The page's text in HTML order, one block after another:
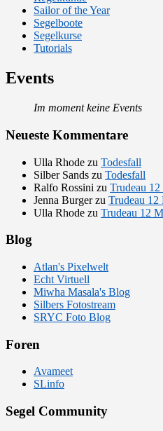
Sailor of the Year
Segelboote
Segelkurse
Tutorials
Events
Im moment keine Events
Neueste Kommentare
Ulla Rhode zu Todesfall
Silber Sands zu Todesfall
Ralfo Rossini zu Trudeau
Jenna Burgerzu Trudeau 12
Ulla Rhode zu Trudeau 12
Blog
Atlan's Pixelwelt
Echt Virtuell
Miwha Masala's Blog
Silbers Fotostream
SRYC Foto Blog
Foren
Avameet
SLinfo
Segel Community